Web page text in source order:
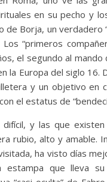
en su pecho y
Borja, un verdadero
“primeros
el segundo al
la Europa del siglo 16.
y un objetivo en
el estatus de
y las que
rubio, alto y amable.
ha visto días
que lleva